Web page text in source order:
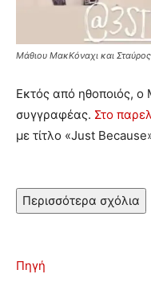
Μάθιου ΜακΚόναχι και
Εκτός από ηθοποιός, ο
συγγραφέας. Στο
με τίτλο «Just
Περισσότερα σχόλια
Πηγή